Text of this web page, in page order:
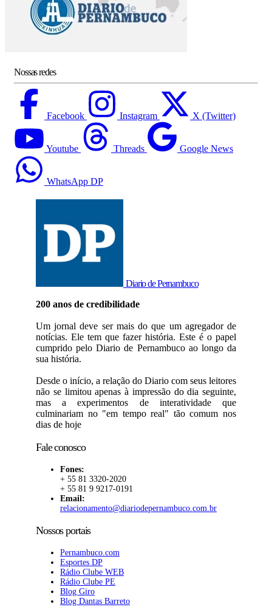
Nossas redes
Facebook Instagram X (Twitter)
Youtube Threads Google News
WhatsApp DP
Diario de Pernambuco
200 anos de credibilidade
Um jornal deve ser mais do que um agregador de
notícias. Ele tem que fazer história. Este é o papel
cumprido pelo Diario de Pernambuco ao longo da
sua história.
Desde o início, a relação do Diario com seus leitores
não se limitou apenas à impressão do dia seguinte,
mas a experimentos de interatividade que
culminariam no "em tempo real" tão comum nos
dias de hoje
Fale conosco
Fones:
+ 55 81 3320-2020
+ 55 81 9 9217-0191
Email:
relacionamento@diariodepernambuco.com.br
Nossos portais
Pernambuco.com
Esportes DP
Rádio Clube WEB
Rádio Clube PE
Blog Giro
Blog Dantas Barreto